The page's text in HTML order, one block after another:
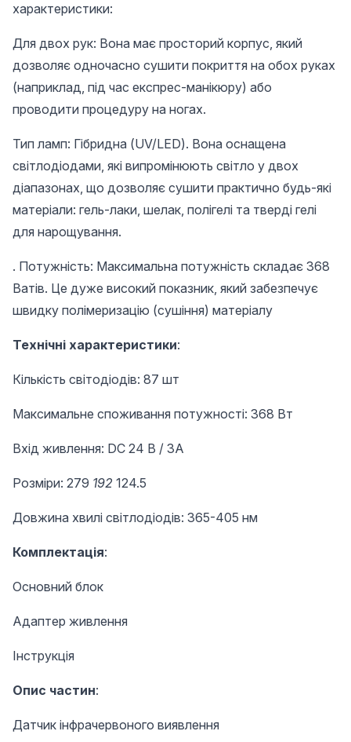
характеристики:
Для двох рук: Вона має просторий корпус, який
дозволяє одночасно сушити покриття на обох руках
(наприклад, під час експрес-манікюру) або
проводити процедуру на ногах.
Тип ламп: Гібридна (UV/LED). Вона оснащена
світлодіодами, які випромінюють світло у двох
діапазонах, що дозволяє сушити практично будь-які
матеріали: гель-лаки, шелак, полігелі та тверді гелі
для нарощування.
. Потужність: Максимальна потужність складає 368
Ватів. Це дуже високий показник, який забезпечує
швидку полімеризацію (сушіння) матеріалу
Технічні характеристики:
Кількість світодіодів: 87 шт
Максимальне споживання потужності: 368 Вт
Вхід живлення: DC 24 B / 3A
Розміри: 279 192 124.5
Довжина хвилі світлодіодів: 365-405 нм
Комплектація:
Основний блок
Адаптер живлення
Інструкція
Опис частин:
Датчик інфрачервоного виявлення